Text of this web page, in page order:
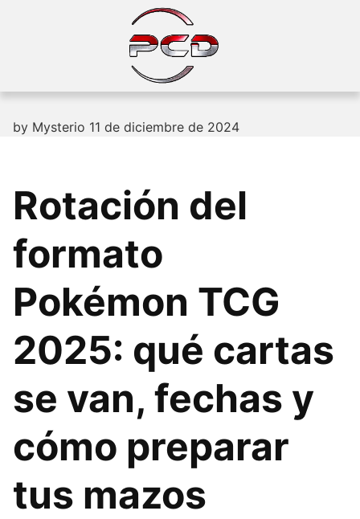
by Mysterio 11 de diciembre de 2024
Rotación del
formato
Pokémon TCG
2025: qué cartas
se van, fechas y
cómo preparar
tus mazos